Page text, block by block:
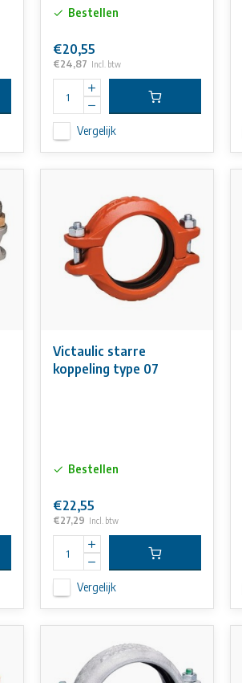
Bestellen
€20,55
€24,87 Incl. btw
Vergelijk
Victaulic starre
koppeling type 07
Bestellen
€22,55
€27,29 Incl. btw
Vergelijk